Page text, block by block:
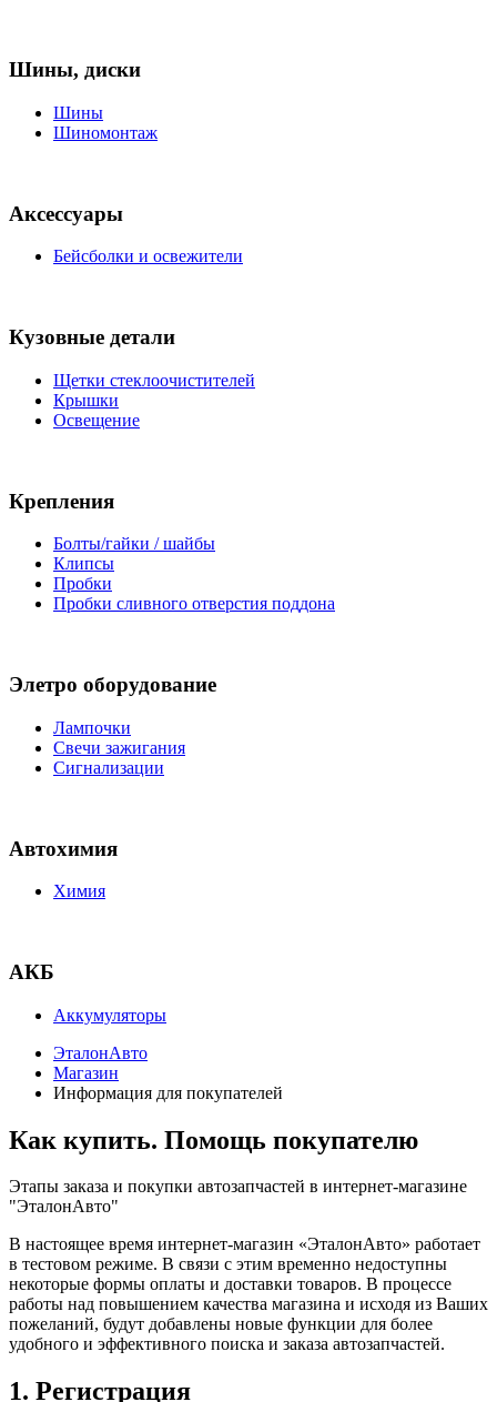
Шины, диски
Шины
Шиномонтаж
Аксессуары
Бейсболки и освежители
Кузовные детали
Щетки стеклоочистителей
Крышки
Освещение
Крепления
Болты/гайки / шайбы
Клипсы
Пробки
Пробки сливного отверстия поддона
Элетро оборудование
Лампочки
Свечи зажигания
Сигнализации
Автохимия
Химия
АКБ
Аккумуляторы
ЭталонАвто
Магазин
Информация для покупателей
Как купить. Помощь покупателю
Этапы заказа и покупки автозапчастей в интернет-магазине
"ЭталонАвто"
В настоящее время интернет-магазин «ЭталонАвто» работает
в тестовом режиме. В связи с этим временно недоступны
некоторые формы оплаты и доставки товаров. В процессе
работы над повышением качества магазина и исходя из Ваших
пожеланий, будут добавлены новые функции для более
удобного и эффективного поиска и заказа автозапчастей.
1. Регистрация